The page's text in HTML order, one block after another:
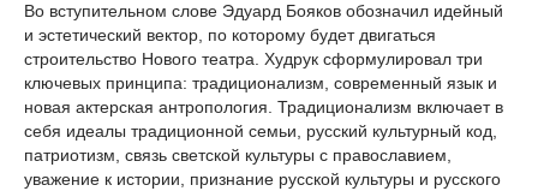
Во вступительном слове Эдуард Бояков обозначил идейный
и эстетический вектор, по которому будет двигаться
строительство Нового театра. Худрук сформулировал три
ключевых принципа: традиционализм, современный язык и
новая актерская антропология. Традиционализм включает в
себя идеалы традиционной семьи, русский культурный код,
патриотизм, связь светской культуры с православием,
уважение к истории, признание русской культуры и русского